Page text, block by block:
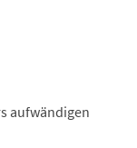
aufwändigen